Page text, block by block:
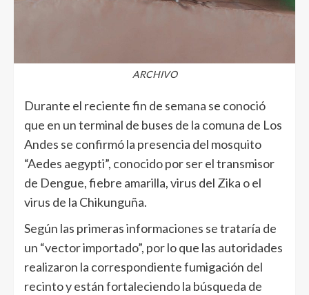
ARCHIVO
Durante el reciente fin de semana se conoció
que en un terminal de buses de la comuna de Los
Andes se confirmó la presencia del mosquito
“Aedes aegypti”, conocido por ser el transmisor
de Dengue, fiebre amarilla, virus del Zika o el
virus de la Chikunguña.
Según las primeras informaciones se trataría de
un “vector importado”, por lo que las autoridades
realizaron la correspondiente fumigación del
recinto y están fortaleciendo la búsqueda de